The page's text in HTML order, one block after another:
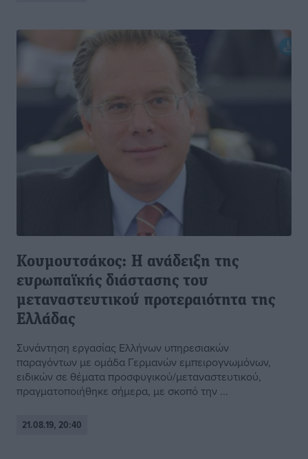
Κουμουτσάκος: Η ανάδειξη της
ευρωπαϊκής διάστασης του
μεταναστευτικού προτεραιότητα της
Ελλάδας
Συνάντηση εργασίας Ελλήνων υπηρεσιακών
παραγόντων με ομάδα Γερμανών εμπειρογνωμόνων,
ειδικών σε θέματα προσφυγικού/μεταναστευτικού,
πραγματοποιήθηκε σήμερα, με σκοπό την ...
21.08.19, 20:40